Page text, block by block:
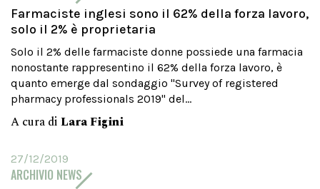
Farmaciste inglesi sono il 62% della forza lavoro,
solo il 2% è proprietaria
Solo il 2% delle farmaciste donne possiede una farmacia
nonostante rappresentino il 62% della forza lavoro, è
quanto emerge dal sondaggio "Survey of registered
pharmacy professionals 2019" del...
A cura di Lara Figini
27/12/2019
ARCHIVIO NEWS